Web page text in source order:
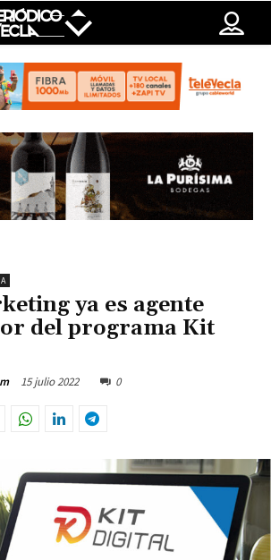
ya es agente
del programa Kit
15 julio 2022 0